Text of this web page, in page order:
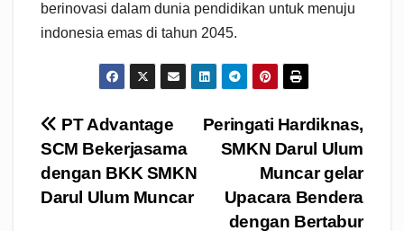
berinovasi dalam dunia pendidikan untuk menuju
indonesia emas di tahun 2045.
Navigasi
pos
Peringati Hardiknas,
SMKN Darul Ulum
Muncar gelar
Upacara Bendera
dengan Bertabur
PT Advantage
SCM Bekerjasama
dengan BKK SMKN
Darul Ulum Muncar